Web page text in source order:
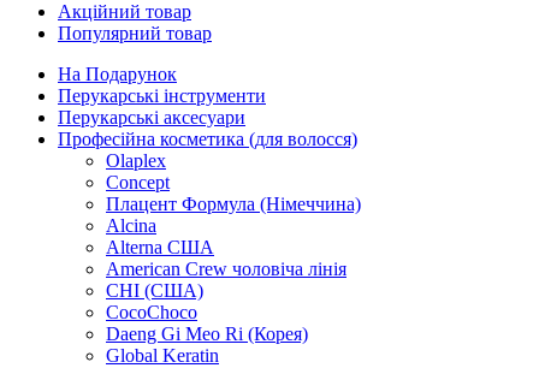
Акційний товар
Популярний товар
На Подарунок
Перукарські інструменти
Перукарські аксесуари
Професійна косметика (для волосся)
Olaplex
Concept
Плацент Формула (Німеччина)
Alcina
Alterna США
American Crew чоловіча лінія
CHI (США)
CocoChoco
Daeng Gi Meo Ri (Корея)
Global Keratin